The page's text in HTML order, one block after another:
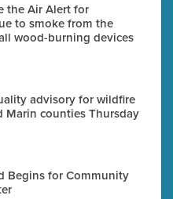
the Air Alert for
to smoke from the
wood-burning devices
advisory for wildfire
Marin counties Thursday
Begins for Community